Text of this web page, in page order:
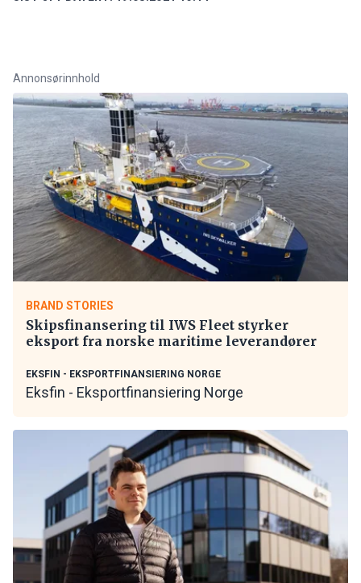
Annonsørinnhold
BRAND STORIES
Skipsfinansering til IWS Fleet styrker
eksport fra norske maritime leverandører
EKSFIN - EKSPORTFINANSIERING NORGE
Eksfin - Eksportfinansiering Norge